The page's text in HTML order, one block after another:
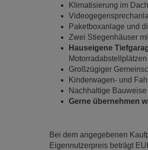
Klimatisierung im
Paketboxanlage und
Zwei Stiegenhäuser
Hauseigene
Motorradabstellplätzen
Großzügiger
Kinderwagen- und
Nachhaltige Bauweise
Gerne übernehmen
Bei dem angegebenen
Eigennutzerpreis beträgt